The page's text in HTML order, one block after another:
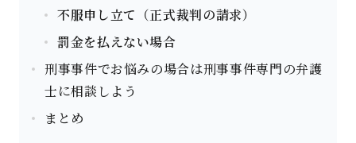
不服申し立て（正式裁判の請求）
罰金を払えない場合
刑事事件でお悩みの場合は刑事事件専門の弁護
士に相談しよう
まとめ